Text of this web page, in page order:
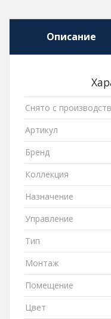
Описание
Снято с
Артикул
Бренд
Коллекция
Назначение
Управление
Тип
Монтаж
Помещение
Цвет